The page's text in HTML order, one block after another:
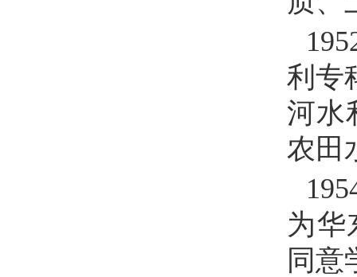
利专
河水
农田
为华
同意